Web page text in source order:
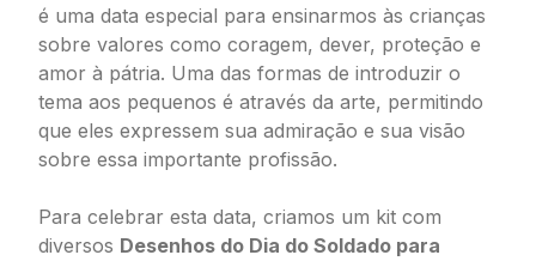
é uma data especial para ensinarmos às crianças
sobre valores como coragem, dever, proteção e
amor à pátria. Uma das formas de introduzir o
tema aos pequenos é através da arte, permitindo
que eles expressem sua admiração e sua visão
sobre essa importante profissão.
Para celebrar esta data, criamos um kit com
diversos Desenhos do Dia do Soldado para